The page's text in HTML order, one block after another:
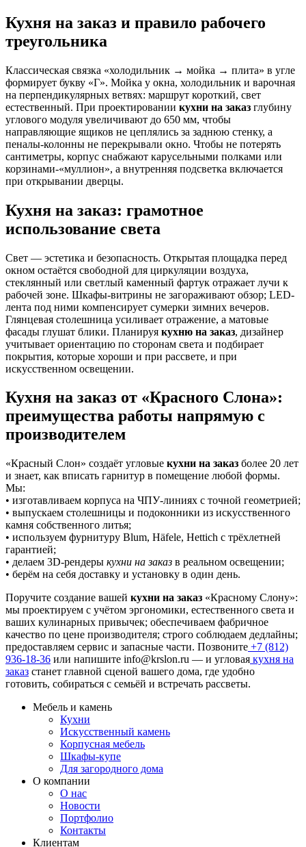
Кухня на заказ и правило рабочего
треугольника
Классическая связка «холодильник → мойка → плита» в угле
формирует букву «Г». Мойка у окна, холодильник и варочная
на перпендикулярных ветвях: маршрут короткий, свет
естественный. При проектировании кухни на заказ глубину
углового модуля увеличивают до 650 мм, чтобы
направляющие ящиков не цеплялись за заднюю стенку, а
пеналы-колонны не перекрывали окно. Чтобы не потерять
сантиметры, корпус снабжают карусельными полками или
корзинами-«муллион», а внутренняя подсветка включается
при открывании дверцы.
Кухня на заказ: грамотное
использование света
Свет — эстетика и безопасность. Открытая площадка перед
окном остаётся свободной для циркуляции воздуха,
стеклянный или светлый каменный фартук отражает лучи к
рабочей зоне. Шкафы-витрины не загораживают обзор; LED-
лента под ними компенсирует сумерки зимних вечеров.
Глянцевая столешница усиливает отражение, а матовые
фасады глушат блики. Планируя кухню на заказ, дизайнер
учитывает ориентацию по сторонам света и подбирает
покрытия, которые хороши и при рассвете, и при
искусственном освещении.
Кухня на заказ от «Красного Слона»:
преимущества работы напрямую с
производителем
«Красный Слон» создаёт угловые кухни на заказ более 20 лет
и знает, как вписать гарнитур в помещение любой формы.
Мы:
• изготавливаем корпуса на ЧПУ-линиях с точной геометрией;
• выпускаем столешницы и подоконники из искусственного
камня собственного литья;
• используем фурнитуру Blum, Häfele, Hettich с трёхлетней
гарантией;
• делаем 3D-рендеры кухни на заказ в реальном освещении;
• берём на себя доставку и установку в один день.
Поручите создание вашей кухни на заказ «Красному Слону»:
мы проектируем с учётом эргономики, естественного света и
ваших кулинарных привычек; обеспечиваем фабричное
качество по цене производителя; строго соблюдаем дедлайны;
предоставляем сервис и запасные части. Позвоните +7 (812)
936-18-36 или напишите info@krslon.ru — и угловая кухня на
заказ станет главной сценой вашего дома, где удобно
готовить, собираться с семьёй и встречать рассветы.
Мебель и камень
Кухни
Искусственный камень
Корпусная мебель
Шкафы-купе
Для загородного дома
О компании
О нас
Новости
Портфолио
Контакты
Клиентам